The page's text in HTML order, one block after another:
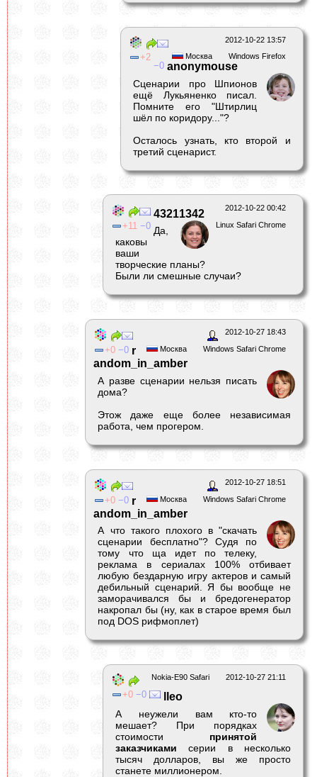
2012-10-22 13:57
Windows Firefox
Москва
2
0 anonymouse
Сценарии про Шпионов
ещё Лукьяненко писал.
Помните его "Штирлиц
шёл по коридору..."?
Осталось узнать, кто второй и
третий сценарист.
2012-10-22 00:42
Linux Safari Chrome
11 0
43211342
Да,
каковы
ваши
творческие планы?
Были ли смешные случаи?
2012-10-27 18:43
Windows Safari Chrome
Москва
0 0 r
andom_in_amber
А разве сценарии нельзя писать
дома?
Этож даже еще более независимая
работа, чем прогером.
2012-10-27 18:51
Windows Safari Chrome
Москва
0 0 r
andom_in_amber
А что такого плохого в "скачать
сценарии бесплатно"? Судя по
тому что ща идет по телеку,
реклама в сериалах 100% отбивает
любую бездарную игру актеров и самый
дебильный сценарий. Я бы вообще не
заморачивался бы и бредогенератор
накропал бы (ну, как в старое время был
под DOS рифмоплет)
2012-10-27 21:11
Nokia-E90 Safari
0 0 lleo
А неужели вам кто-то
мешает? При порядках
стоимости принятой
заказчиками серии в несколько
тысяч долларов, вы же просто
станете миллионером.